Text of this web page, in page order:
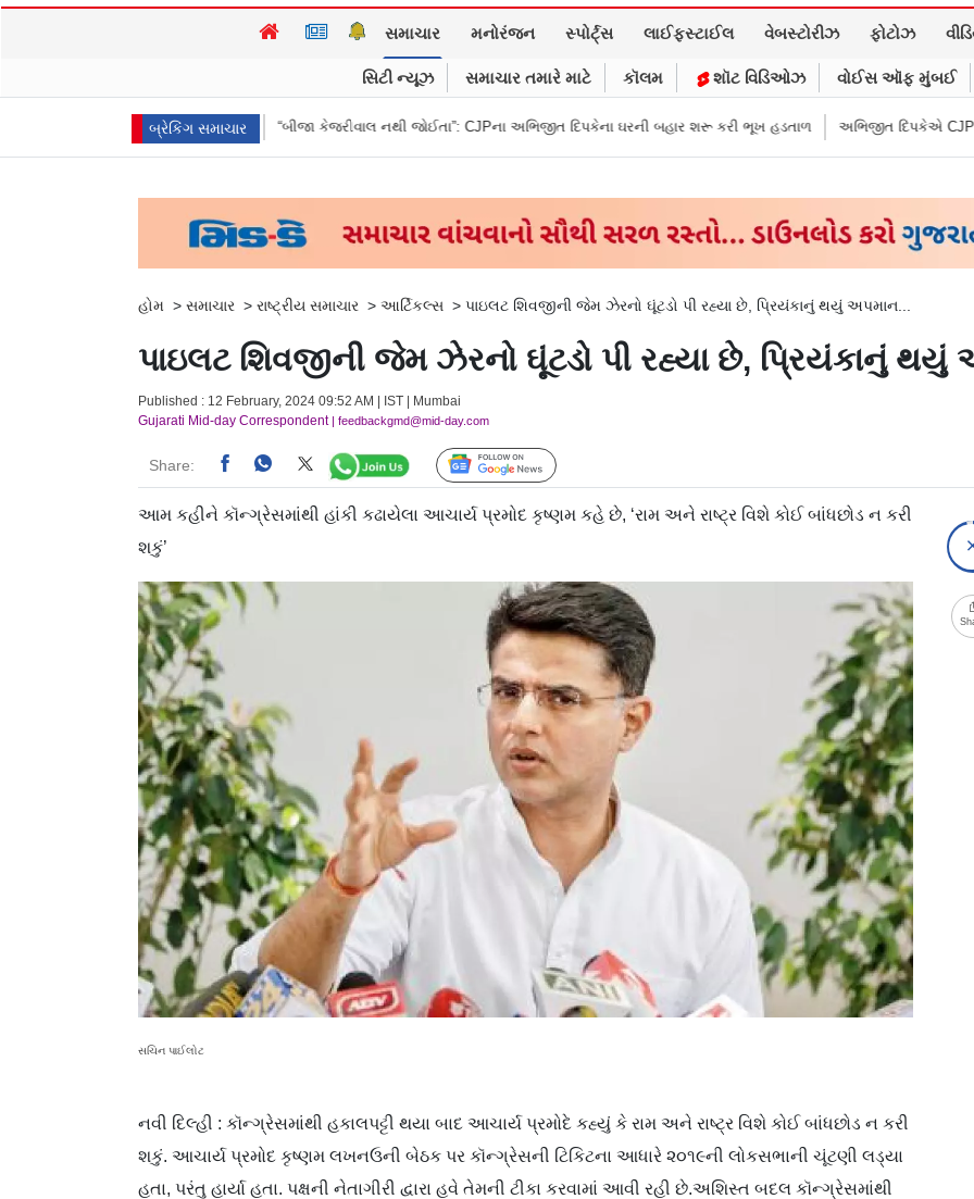
સમાચાર મનોરંજન સ્પોર્ટ્સ લાઈફસ્ટાઈલ વેબસ્ટોરીઝ ફોટોઝ
સિટી ન્યૂઝ સમાચાર તમારે માટે કૉલમ શૉટ વિડિઓઝ વોઈસ ઑફ મુંબઈ
બ્રેકિંગ સમાચાર
“બીજા કેજરીવાલ નથી જોઈતા”: CJPના અભિજીત દિપકેના ઘરની બહાર શરૂ કરી ભૂખ હડતાળ અભિજીત દિપકેએ CJPની નવી નીતિ જાહેર
હોમ > સમાચાર > રાષ્ટ્રીય સમાચાર > આર્ટિકલ્સ > પાઇલટ શિવજીની જેમ ઝેરનો ઘૂંટડો પી રહ્યા છે, પ્રિયંકાનું થયું અપમાન...
પાઇલટ શિવજીની જેમ ઝેરનો ઘૂંટડો પી રહ્યા છે, પ્રિયંકાનું થયું
Published : 12 February, 2024 09:52 AM | IST | Mumbai
Gujarati Mid-day Correspondent| feedbackgmd@mid-day.com
Share: Follow Us
આમ કહીને કૉન્ગ્રેસમાંથી હાંકી કઢાયેલા આચાર્ય પ્રમોદ કૃષ્ણમ કહે છે, ‘રામ અને રાષ્ટ્ર વિશે કોઈ બાંધછોડ ન કરી
શકું’
સચિન પાઈલોટ
નવી દિલ્હી : કૉન્ગ્રેસમાંથી હકાલપટ્ટી થયા બાદ આચાર્ય પ્રમોદે કહ્યું કે રામ અને રાષ્ટ્ર વિશે કોઈ બાંધછોડ ન કરી
શકું. આચાર્ય પ્રમોદ કૃષ્ણમ લખનઉની બેઠક પર કૉન્ગ્રેસની ટિકિટના આધારે ૨૦૧૯ની લોકસભાની ચૂંટણી લડ્યા
હતા, પરંતુ હાર્યા હતા. પક્ષની નેતાગીરી દ્વારા હવે તેમની ટીકા કરવામાં ‍આવી રહી છે.અશિસ્ત બદલ કૉન્ગ્રેસમાંથી